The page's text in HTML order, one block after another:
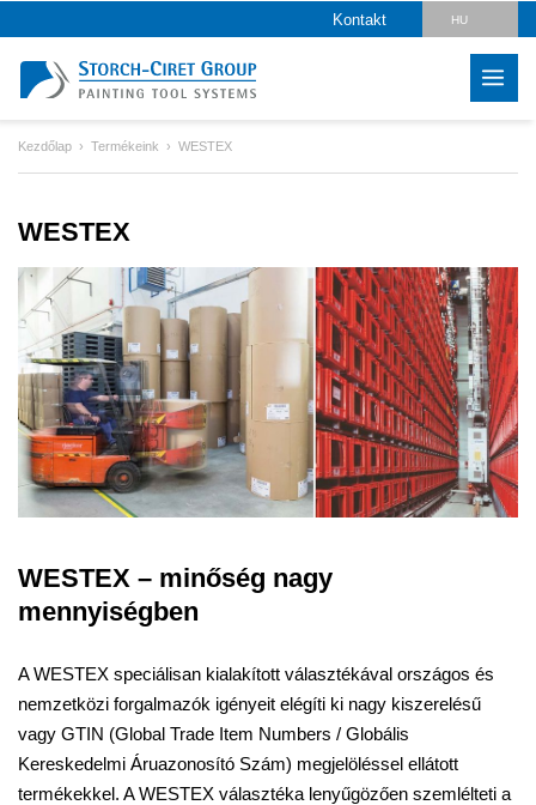
Kontakt HU
LV
IT
FR
ES
Kezdőlap Termékeink WESTEX
WESTEX
WESTEX – minőség nagy
mennyiségben
A WESTEX speciálisan kialakított választékával országos és
nemzetközi forgalmazók igényeit elégíti ki nagy kiszerelésű
vagy GTIN (Global Trade Item Numbers / Globális
Kereskedelmi Áruazonosító Szám) megjelöléssel ellátott
termékekkel. A WESTEX választéka lenyűgözően szemlélteti a